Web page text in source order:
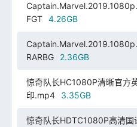
FGT
4.26GB
RARBG
2.36GB
惊奇队长HC1080P清晰官方
印.mp4
3.35GB
惊奇队长HDTC1080P高清国